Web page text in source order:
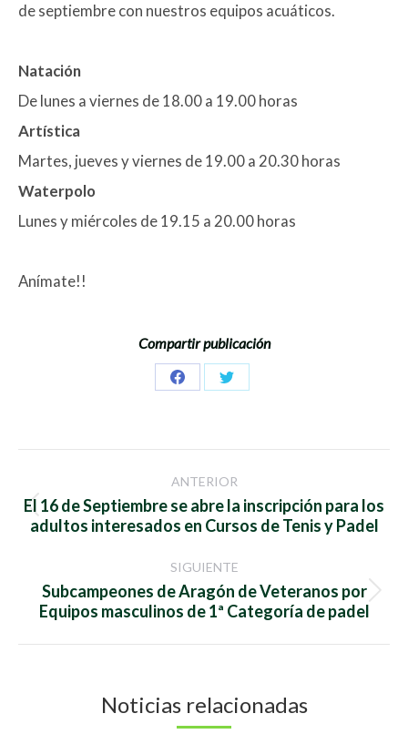
de septiembre con nuestros equipos acuáticos.
Natación
De lunes a viernes de 18.00 a 19.00 horas
Artística
Martes, jueves y viernes de 19.00 a 20.30 horas
Waterpolo
Lunes y miércoles de 19.15 a 20.00 horas
Anímate!!
Compartir publicación
Share
Share
Navegación
entre
ANTERIOR
Publicación
anterior:
El 16 de Septiembre se abre la inscripción para los
adultos interesados en Cursos de Tenis y Padel
SIGUIENTE
Publicación
siguiente:
Subcampeones de Aragón de Veteranos por
Equipos masculinos de 1ª Categoría de padel
Noticias relacionadas